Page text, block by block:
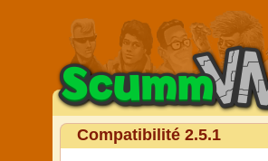
Compatibilité 2.5.1